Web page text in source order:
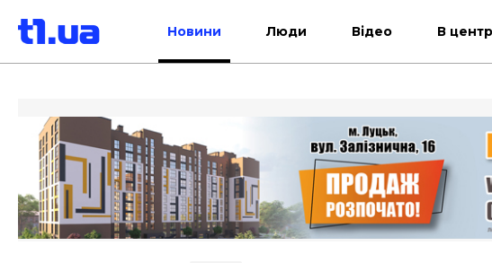
Новини Люди Відео В